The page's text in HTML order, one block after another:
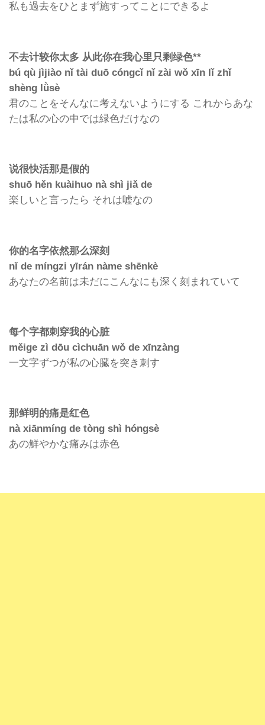
私も過去をひとまず施すってことにできるよ
不去计较你太多 从此你在我心里只剩绿色**
bú qù jìjiào nǐ tài duō cóngcǐ nǐ zài wǒ xīn lǐ zhǐ
shèng lǜsè
君のことをそんなに考えないようにする これからあな
たは私の心の中では緑色だけなの
说很快活那是假的
shuō hěn kuàihuo nà shì jiǎ de
楽しいと言ったら それは嘘なの
你的名字依然那么深刻
nǐ de míngzi yīrán nàme shēnkè
あなたの名前は未だにこんなにも深く刻まれていて
每个字都刺穿我的心脏
měige zì dōu cìchuān wǒ de xīnzàng
一文字ずつが私の心臓を突き刺す
那鲜明的痛是红色
nà xiānmíng de tòng shì hóngsè
あの鮮やかな痛みは赤色